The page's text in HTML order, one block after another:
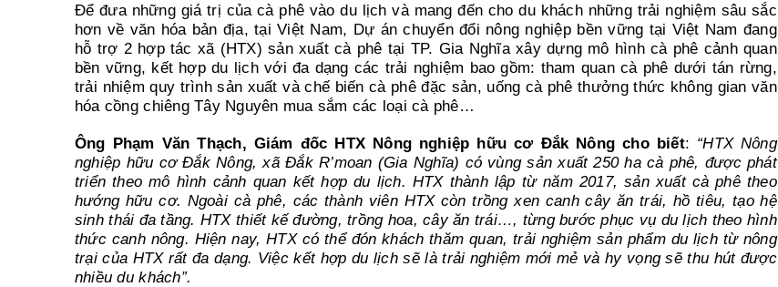
Để đưa những giá trị của cà phê vào du lịch và mang đến cho du khách những trải nghiệm sâu sắc
hơn về văn hóa bản địa, tại Việt Nam, Dự án chuyển đổi nông nghiệp bền vững tại Việt Nam đang
hỗ trợ 2 hợp tác xã (HTX) sản xuất cà phê tại TP. Gia Nghĩa xây dựng mô hình cà phê cảnh quan
bền vững, kết hợp du lịch với đa dạng các trải nghiệm bao gồm: tham quan cà phê dưới tán rừng,
trải nhiệm quy trình sản xuất và chế biến cà phê đặc sản, uống cà phê thưởng thức không gian văn
hóa cồng chiêng Tây Nguyên mua sắm các loại cà phê…
Ông Phạm Văn Thạch, Giám đốc HTX Nông nghiệp hữu cơ Đắk Nông cho biết: “HTX Nông
nghiệp hữu cơ Đắk Nông, xã Đắk R’moan (Gia Nghĩa) có vùng sản xuất 250 ha cà phê, được phát
triển theo mô hình cảnh quan kết hợp du lịch. HTX thành lập từ năm 2017, sản xuất cà phê theo
hướng hữu cơ. Ngoài cà phê, các thành viên HTX còn trồng xen canh cây ăn trái, hồ tiêu, tạo hệ
sinh thái đa tầng. HTX thiết kế đường, trồng hoa, cây ăn trái…, từng bước phục vụ du lịch theo hình
thức canh nông. Hiện nay, HTX có thể đón khách thăm quan, trải nghiệm sản phẩm du lịch từ nông
trại của HTX rất đa dạng. Việc kết hợp du lịch sẽ là trải nghiệm mới mẻ và hy vọng sẽ thu hút được
nhiều du khách”.